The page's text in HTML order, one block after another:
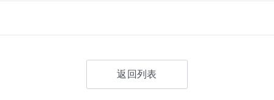
返回列表